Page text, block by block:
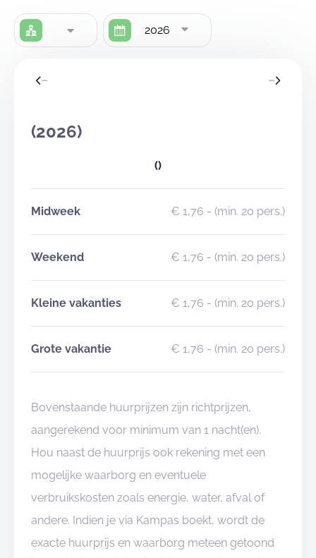
2026
(2026)
()
Midweek € 1,76 - (min. 20 pers.)
Weekend € 1,76 - (min. 20 pers.)
Kleine vakanties € 1,76 - (min. 20 pers.)
Grote vakantie € 1,76 - (min. 20 pers.)
Bovenstaande huurprijzen zijn richtprijzen,
aangerekend voor minimum van 1 nacht(en).
Hou naast de huurprijs ook rekening met een
mogelijke waarborg en eventuele
verbruikskosten zoals energie, water, afval of
andere. Indien je via Kampas boekt, wordt de
exacte huurprijs en waarborg meteen getoond